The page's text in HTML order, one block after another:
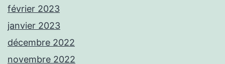
février 2023
janvier 2023
décembre 2022
novembre 2022